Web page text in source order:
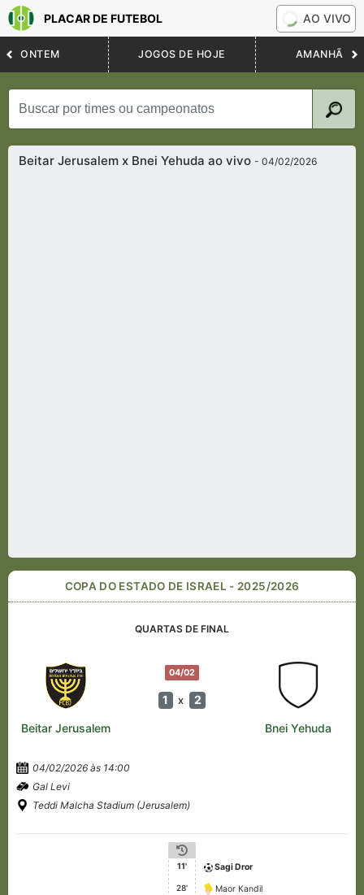
PLACAR DE FUTEBOL AO VIVO
ONTEM JOGOS DE HOJE AMANHÃ
Beitar Jerusalem x Bnei Yehuda ao vivo- 04/02/2026
COPA DO ESTADO DE ISRAEL - 2025/2026
QUARTAS DE FINAL
04/02
1 x 2
Beitar Jerusalem Bnei Yehuda
04/02/2026 às 14:00
Gal Levi
Teddi Malcha Stadium (Jerusalem)
11' Sagi Dror
28' Maor Kandil